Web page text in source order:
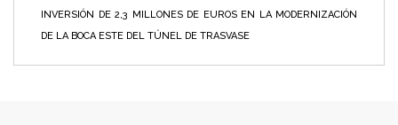
INVERSIÓN DE 2,3 MILLONES DE EUROS EN LA MODERNIZACIÓN
DE LA BOCA ESTE DEL TÚNEL DE TRASVASE